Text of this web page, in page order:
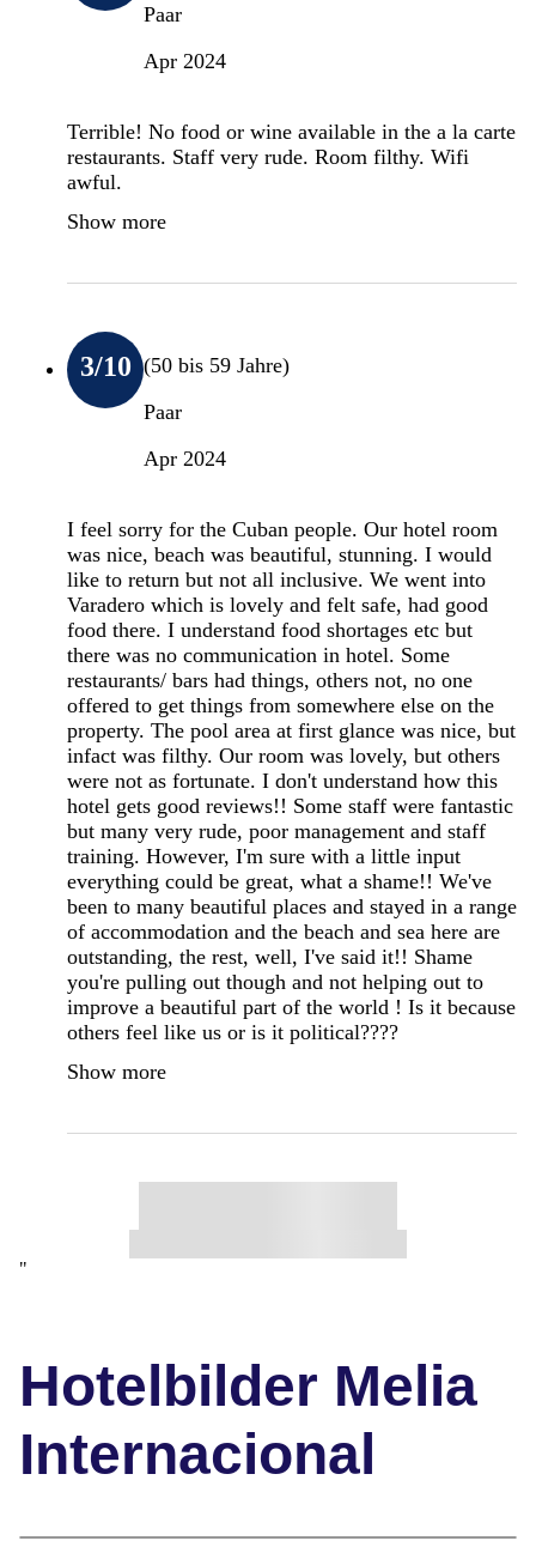
Paar
Apr 2024
Terrible! No food or wine available in the a la carte
restaurants. Staff very rude. Room filthy. Wifi
awful.
Show more
3/10 (50 bis 59 Jahre)
Paar
Apr 2024
I feel sorry for the Cuban people. Our hotel room
was nice, beach was beautiful, stunning. I would
like to return but not all inclusive. We went into
Varadero which is lovely and felt safe, had good
food there. I understand food shortages etc but
there was no communication in hotel. Some
restaurants/ bars had things, others not, no one
offered to get things from somewhere else on the
property. The pool area at first glance was nice, but
infact was filthy. Our room was lovely, but others
were not as fortunate. I don't understand how this
hotel gets good reviews!! Some staff were fantastic
but many very rude, poor management and staff
training. However, I'm sure with a little input
everything could be great, what a shame!! We've
been to many beautiful places and stayed in a range
of accommodation and the beach and sea here are
outstanding, the rest, well, I've said it!! Shame
you're pulling out though and not helping out to
improve a beautiful part of the world ! Is it because
others feel like us or is it political????
Show more
"
Hotelbilder Melia
Internacional